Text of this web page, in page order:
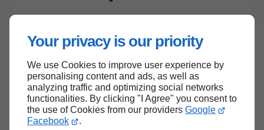
Your privacy is our priority
We use Cookies to improve user experience by
personalising content and ads, as well as
analyzing traffic and optimizing social networks
functionalities. By clicking "I Agree" you consent to
the use of Cookies from our providers Google
Facebook
.
Entreprise de construction près
d'Aulnay-sous-Bois
Entreprise de construction
à Sarcelles
Entreprise de construction au Blanc-
Mesnil
Entreprise de construction à Sevran